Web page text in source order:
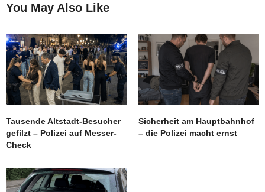
You May Also Like
Tausende Altstadt-Besucher
gefilzt – Polizei auf Messer-
Check
Sicherheit am Hauptbahnhof
– die Polizei macht ernst